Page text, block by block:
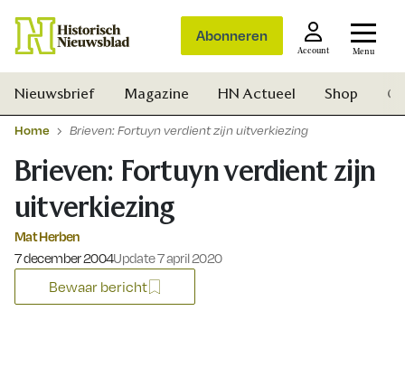
Abonneren
Account Menu
Nieuwsbrief Magazine HN Actueel Shop
Home Brieven: Fortuyn verdient zijn uitverkiezing
Brieven: Fortuyn verdient zijn
uitverkiezing
Mat Herben
Gepubliceerd op:
7 december 2004Update 7 april 2020
Bewaar bericht